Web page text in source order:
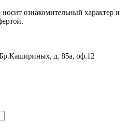
ознакомительный характер и
д. 85а, оф.12